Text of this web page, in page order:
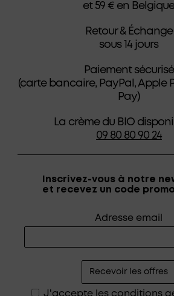
et 59 € en
Retour & Échange
sous 14 jours
Paiement sécurisé
(carte bancaire, PayPal, Apple
Pay)
La crème du BIO
09 80 80 90 24
Inscrivez-vous à notre
et recevez un code promo
Adresse email
J'accepte les conditions